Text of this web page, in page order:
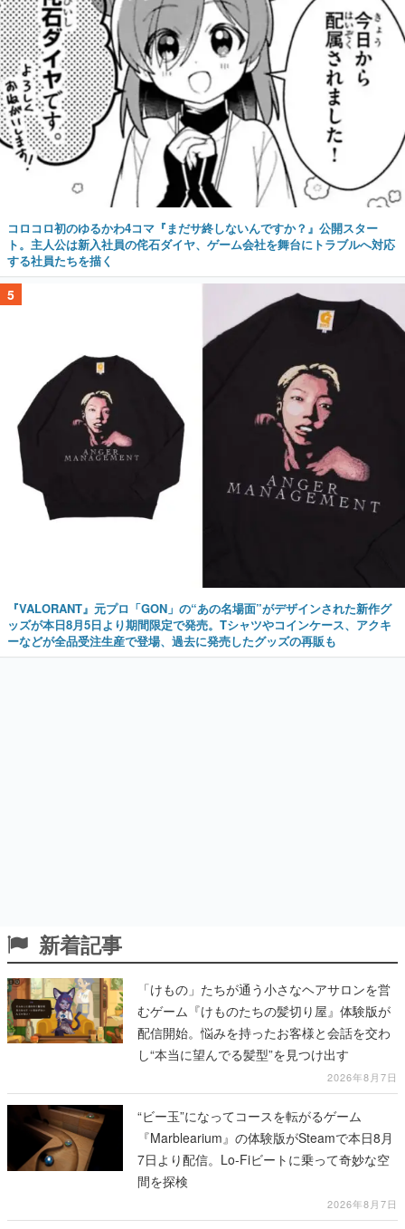
コロコロ初のゆるかわ4コマ『まだサ終しないんですか？』公開スター
ト。主人公は新入社員の侘石ダイヤ、ゲーム会社を舞台にトラブルへ対応
する社員たちを描く
5
『VALORANT』元プロ「GON」の“あの名場面”がデザインされた新作グ
ッズが本日8月5日より期間限定で発売。Tシャツやコインケース、アクキ
ーなどが全品受注生産で登場、過去に発売したグッズの再販も
新着記事
「けもの」たちが通う小さなヘアサロンを営
むゲーム『けものたちの髪切り屋』体験版が
配信開始。悩みを持ったお客様と会話を交わ
し“本当に望んでる髪型”を見つけ出す
2026年8月7日
“ビー玉”になってコースを転がるゲーム
『Marblearium』の体験版がSteamで本日8月
7日より配信。Lo-Fiビートに乗って奇妙な空
間を探検
2026年8月7日